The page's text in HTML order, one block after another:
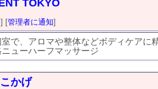
TOKYO
] [管理者に通知]
で、アロマや整体などボディケアに
ューハーフマッサージ
かげ